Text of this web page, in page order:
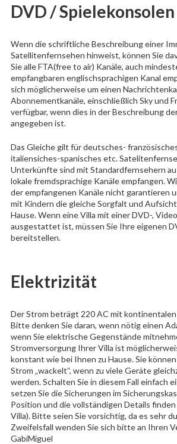
DVD / Spielekonsolen
Wenn die schriftliche Beschreibung einer
Satellitenfernsehen hinweist, können Sie
Sie alle FTA(free to air) Kanäle, auch
empfangbaren englischsprachigen Kanal
sich möglicherweise um einen
Abonnementkanäle, einschließlich Sky und
verfügbar, wenn dies in der Beschreibung
angegeben ist.
Das Gleiche gilt für deutsches-
italiensiches-spanisches etc.
Unterkünfte sind mit Standardfernsehern
lokale fremdsprachige Kanäle empfangen.
der empfangenen Kanäle nicht garantieren
mit Kindern die gleiche Sorgfalt und
Hause. Wenn eine Villa mit einer DVD-,
ausgestattet ist, müssen Sie Ihre eigenen
bereitstellen.
Elektrizität
Der Strom beträgt 220 AC mit
Bitte denken Sie daran, wenn nötig einen
wenn Sie elektrische Gegenstände
Stromversorgung Ihrer Villa ist
konstant wie bei Ihnen zu Hause. Sie
Strom „wackelt“, wenn zu viele Geräte
werden. Schalten Sie in diesem Fall einfach
setzen Sie die Sicherungen im
Position und die vollständigen Details finden
Villa). Bitte seien Sie vorsichtig, da es sehr
Zweifelsfall wenden Sie sich bitte an Ihren
GabiMiguel